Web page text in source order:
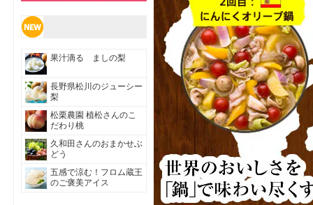
果汁滴る ましの梨
長野県松川のジューシー
梨
松栗農園 植松さんのこ
だわり桃
久和田さんのおまかせぶ
どう
五感で涼む！フロム蔵王
のご褒美アイス